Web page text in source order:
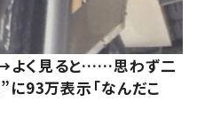
よく見ると……思わず二
に93万表示「なんだこ